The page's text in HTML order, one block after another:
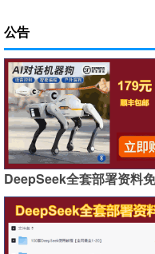
公告
DeepSeek全套部署资料